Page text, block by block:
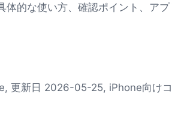
的な使い方、確認ポイント、ア
更新日 2026-05-25, iPhone向け